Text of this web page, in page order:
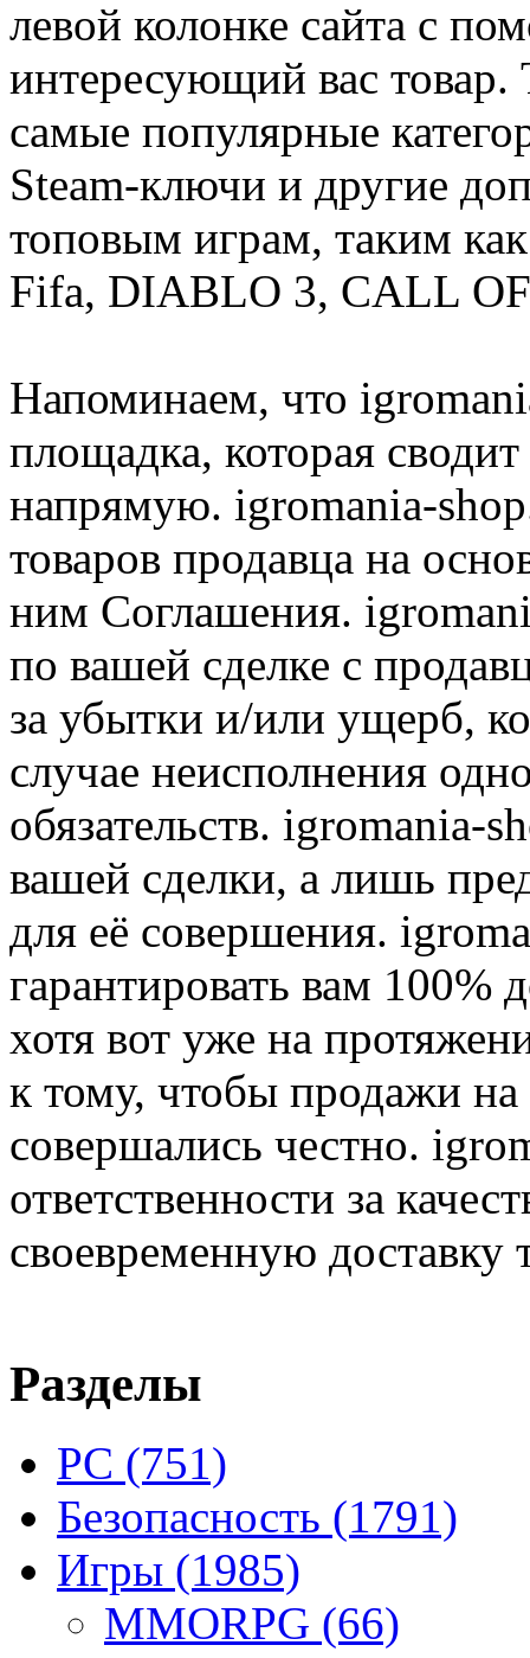
левой колонке сайта с
интересующий вас
самые популярные
Steam-ключи и другие
топовым играм, таким
Fifa, DIABLO 3, CALL
Напоминаем, что
площадка, которая
напрямую. igromania-
товаров продавца на
ним Соглашения.
по вашей сделке с
за убытки и/или ущерб,
случае неисполнения
обязательств. igromania-
вашей сделки, а лишь
для её совершения.
гарантировать вам 100%
хотя вот уже на
к тому, чтобы продажи
совершались честно.
ответственности за
своевременную доставку
Разделы
PC (751)
Безопасность (1791)
Игры (1985)
MMORPG (66)